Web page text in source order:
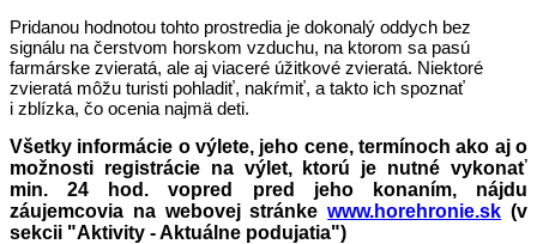
Pridanou hodnotou tohto prostredia je dokonalý oddych bez
signálu na čerstvom horskom vzduchu, na ktorom sa pasú
farmárske zvieratá, ale aj viaceré úžitkové zvieratá. Niektoré
zvieratá môžu turisti pohladiť, nakŕmiť, a takto ich spoznať
i zblízka, čo ocenia najmä deti.
Všetky informácie o výlete, jeho cene, termínoch ako aj o
možnosti registrácie na výlet, ktorú je nutné vykonať
min. 24 hod. vopred pred jeho konaním, nájdu
záujemcovia na webovej stránkewww.horehronie.sk (v
sekcii "Aktivity - Aktuálne podujatia")